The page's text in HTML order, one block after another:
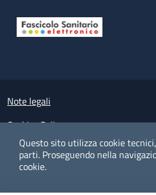
Questo sito utilizza cookie
parti. Proseguendo nella
cookie.
Small prints
Note legali
Cookies Policy
Policy privacy e protezione del dato
Albo pretorio on-line